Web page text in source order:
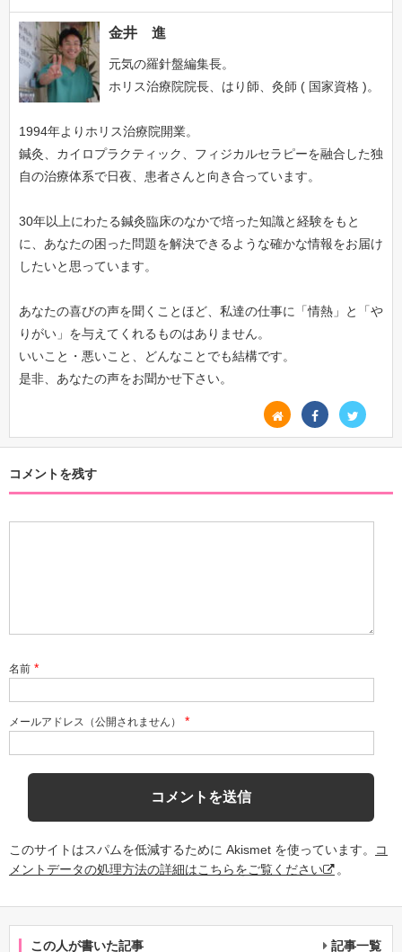
金井 進
元気の羅針盤編集長。
ホリス治療院院長、はり師、灸師 ( 国家資格 )。
1994年よりホリス治療院開業。
鍼灸、カイロプラクティック、フィジカルセラピーを融合した独
自の治療体系で日夜、患者さんと向き合っています。
30年以上にわたる鍼灸臨床のなかで培った知識と経験をもと
に、あなたの困った問題を解決できるような確かな情報をお届け
したいと思っています。
あなたの喜びの声を聞くことほど、私達の仕事に「情熱」と「や
りがい」を与えてくれるものはありません。
いいこと・悪いこと、どんなことでも結構です。
是非、あなたの声をお聞かせ下さい。
コメントを残す
名前 *
メールアドレス（公開されません） *
このサイトはスパムを低減するために Akismet を使っています。
コ
メントデータの処理方法の詳細はこちらをご覧ください
。
この人が書いた記事 記事一覧